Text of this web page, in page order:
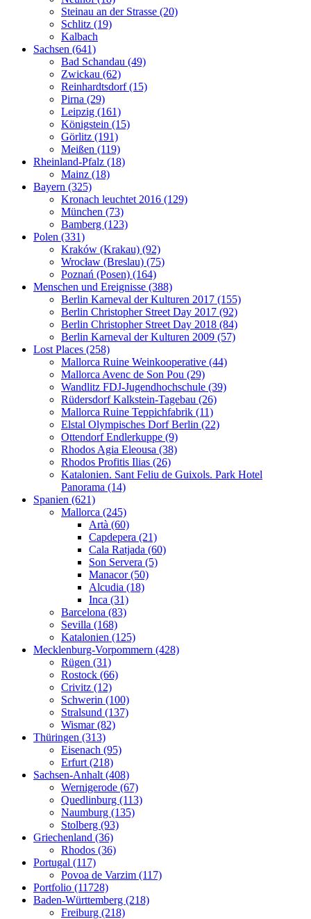
Steinau an der Strasse (20)
Schlitz (19)
Kalbach
Sachsen (641)
Bad Schandau (49)
Zwickau (62)
Reinhardtsdorf (15)
Pirna (29)
Leipzig (161)
Königstein (15)
Görlitz (191)
Meißen (119)
Rheinland-Pfalz (18)
Mainz (18)
Bayern (325)
Kronach leuchtet 2016 (129)
München (73)
Bamberg (123)
Polen (331)
Kraków (Krakau) (92)
Wrocław (Breslau) (75)
Poznań (Posen) (164)
Menschen und Ereignisse (388)
Berlin Karneval der Kulturen 2017 (155)
Berlin Christopher Street Day 2017 (92)
Berlin Christopher Street Day 2018 (84)
Berlin Karneval der Kulturen 2009 (57)
Lost Places (258)
Mallorca Ruine Weinkooperative (44)
Mallorca Avenc de Son Pou (29)
Wandlitz FDJ-Jugendhochschule (39)
Rüdersdorf Kalkstein-Tagebau (26)
Mallorca Ruine Teppichfabrik (11)
Elstal Olympisches Dorf Berlin (22)
Ottendorf Endlerkuppe (9)
Rhodos Agia Eleousa (38)
Rhodos Profitis Ilias (26)
Katalonien. Sant Feliu de Guixols. Park Hotel
Panorama (14)
Spanien (621)
Mallorca (245)
Artà (60)
Capdepera (21)
Cala Ratjada (60)
Son Servera (5)
Manacor (50)
Alcudia (18)
Inca (31)
Barcelona (83)
Sevilla (168)
Katalonien (125)
Mecklenburg-Vorpommern (428)
Rügen (31)
Rostock (66)
Crivitz (12)
Schwerin (100)
Stralsund (137)
Wismar (82)
Thüringen (313)
Eisenach (95)
Erfurt (218)
Sachsen-Anhalt (408)
Wernigerode (67)
Quedlinburg (113)
Naumburg (135)
Stolberg (93)
Griechenland (36)
Rhodos (36)
Portugal (117)
Povoa de Varzim (117)
Portfolio (11728)
Baden-Württemberg (218)
Freiburg (218)